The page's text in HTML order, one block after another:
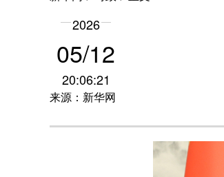
2026
05/12
20:06:21
来源：新华网